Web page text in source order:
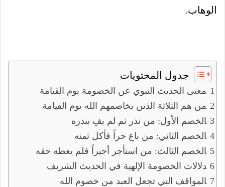
الوهاب.
جدول المحتويات
معنى الحديث النبوي عن الخصومة يوم القيامة
من هم الثلاثة الذين يخاصمهم الله يوم القيامة
الخصم الأول: من نذر ثم لم يفِ بنذره
الخصم الثاني: من باع حراً فأكل ثمنه
الخصم الثالث: من استأجر أجيراً فلم يعطه حقه
دلالات الخصومة الإلهية في الحديث الشريف
المواقف التي تجعل العبد من خصوم الله